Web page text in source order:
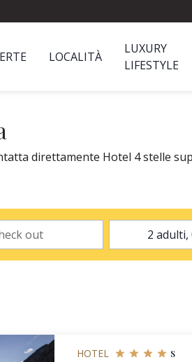
LOCALITÀ
LUXURY
LIFESTYLE
direttamente Hotel 4 stelle
HOTEL s